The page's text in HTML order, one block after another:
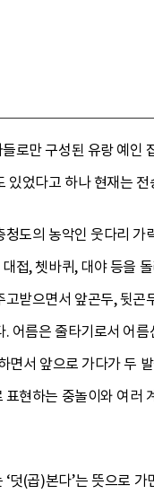
로만 구성된 유랑 예인
있었다고 하나 현재는
청도의 농악인 웃다리
접, 쳇바퀴, 대야 등을
고받으면서 앞곤두, 뒷
어름은 줄타기로서 어
면서 앞으로 가다가 두
현하는 중놀이와 여러
덧(곱)본다’는 뜻으로